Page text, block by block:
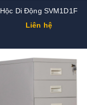
Hộc Di Động SVM1D1F
Liên hệ